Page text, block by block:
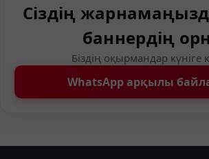
Сіздің
баннердің
Біздің оқырмандар күніге
WhatsApp арқылы